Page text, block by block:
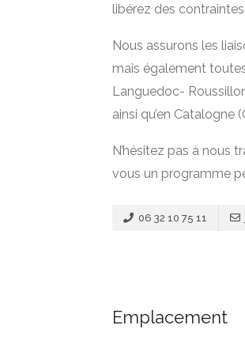
libérez des
Nous assurons les
mais également
Languedoc-
ainsi qu’en Catalogne
N’hésitez pas à nous
vous un programme
06 32 10 75 11
Emplacement